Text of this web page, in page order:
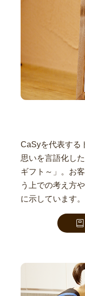
CaSyを代表する
思いを言語化し
ギフト～」。お
う上での考え方
に示しています。